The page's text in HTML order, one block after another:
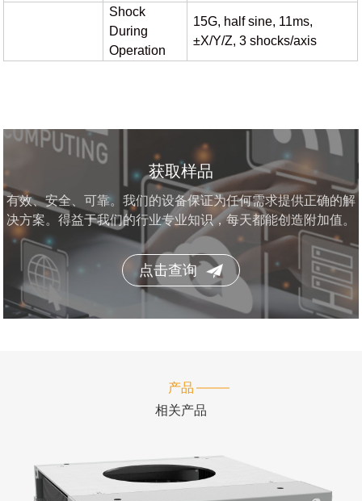
Shock
During
Operation
15G, half sine, 11ms,
±X/Y/Z, 3 shocks/axis
获取样品
有效、安全、可靠。我们的设备保证为任何需求提供正确的解
决方案。得益于我们的行业专业知识，每天都能创造附加值。
点击查询
产品
相关产品